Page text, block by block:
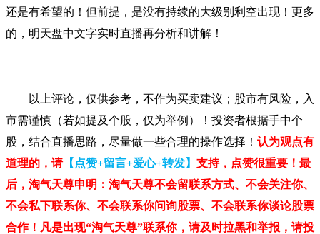
还是有希望的！但前提，是没有持续的大级别利空出现！更多
的，明天盘中文字实时直播再分析和讲解！
以上评论，仅供参考，不作为买卖建议；股市有风险，入
市需谨慎（若如提及个股，仅为举例）！投资者根据手中个
股，结合直播思路，尽量做一些合理的操作选择！ 认为观点有
道理的，请【点赞+留言+爱心+转发】 支持，点赞很重要！最
后，淘气天尊申明：淘气天尊不会留联系方式、不会关注你、
不会私下联系你、不会联系你问询股票、不会联系你谈论股票
合作！凡是出现“淘气天尊”联系你，请及时拉黑和举报，请投